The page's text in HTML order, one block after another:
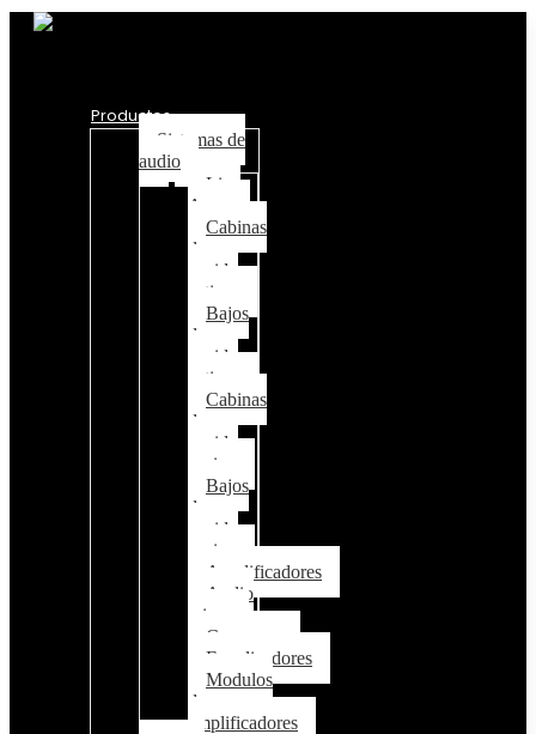
Productos
Sistemas de
audio
Line
Array
Cabinas
de
sonido
activas
Bajos
de
sonido
activos
Cabinas
de
sonido
pasivo
Bajos
de
sonido
pasivo
Amplificadores
Audio
mixer
Crossover
Equalizadores
Modulos
de
amplificadores